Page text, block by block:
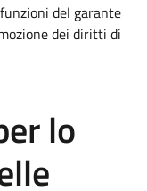
del garante
dei diritti di
lo